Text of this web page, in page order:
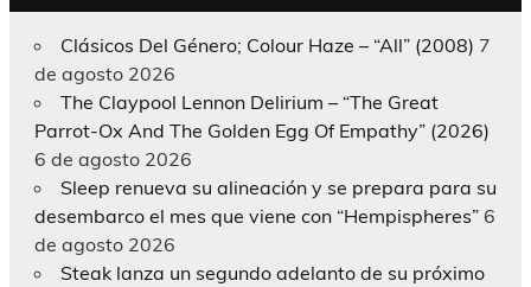
Clásicos Del Género; Colour Haze – “All” (2008) 7
de agosto 2026
The Claypool Lennon Delirium – “The Great
Parrot-Ox And The Golden Egg Of Empathy” (2026)
6 de agosto 2026
Sleep renueva su alineación y se prepara para su
desembarco el mes que viene con “Hempispheres” 6
de agosto 2026
Steak lanza un segundo adelanto de su próximo